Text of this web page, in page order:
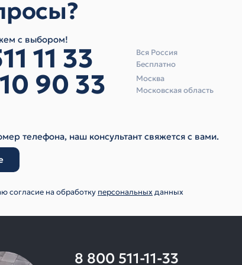
с выбором!
11 33
Вся Россия
Бесплатно
90 33
Москва
Московская область
телефона, наш консультант свяжется с вами.
согласие на обработку персональныхданных
8 800 511-11-33